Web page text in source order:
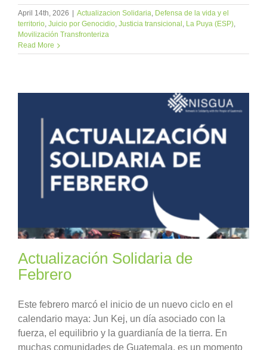
April 14th, 2026 Actualizacion Solidaria, Defensa de la vida y el
territorio, Juicio por Genocidio, Justicia transicional , La Puya (ESP),
Movilización Transfronteriza
Read More
Actualización Solidaria de
Febrero
Este febrero marcó el inicio de un nuevo ciclo en el
calendario maya: Jun Kej, un día asociado con la
fuerza, el equilibrio y la guardianía de la tierra. En
muchas comunidades de Guatemala, es un momento